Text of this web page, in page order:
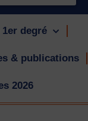
1er degré
& publications
2026